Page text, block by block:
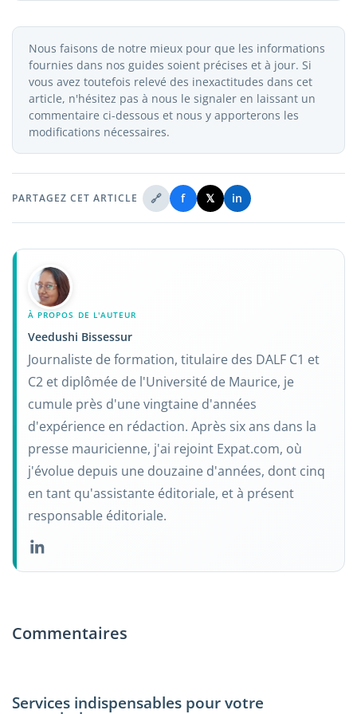
signature.
période de due diligence dure en général de 30 à 60
jours. Ce délai est utilisé pour vérifier les titres, les
taxes municipales et la conformité urbanistique avant
de signer l'acte définitif. Des délais supplémentaires
peuvent survenir si des problèmes administratifs sont
identifiés en cours de vérification.
Nous faisons de notre mieux pour que les informations
fournies dans nos guides soient précises et à jour. Si
vous avez toutefois relevé des inexactitudes dans cet
article, n'hésitez pas à nous le signaler en laissant un
commentaire ci-dessous et nous y apporterons les
modifications nécessaires.
PARTAGEZ CET ARTICLE 🔗 f 𝕏 in
À PROPOS DE L'AUTEUR
Veedushi Bissessur
Journaliste de formation, titulaire des DALF C1 et
C2 et diplômée de l'Université de Maurice, je
cumule près d'une vingtaine d'années
d'expérience en rédaction. Après six ans dans la
presse mauricienne, j'ai rejoint Expat.com, où
j'évolue depuis une douzaine d'années, dont cinq
en tant qu'assistante éditoriale, et à présent
responsable éditoriale.
Commentaires
Services indispensables pour votre